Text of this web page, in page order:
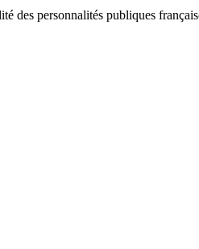
des personnalités publiques